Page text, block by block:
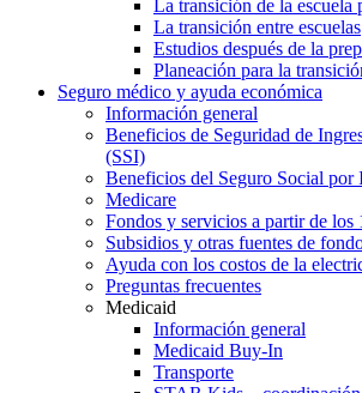
La transición de la escuela
La transición entre escuelas
Estudios después de la
Planeación para la
Seguro médico y ayuda económica
Información general
Beneficios de Seguridad de
(SSI)
Beneficios del Seguro Social por
Medicare
Fondos y servicios a partir de los
Subsidios y otras fuentes de
Ayuda con los costos de la
Preguntas frecuentes
Medicaid
Información general
Medicaid Buy-In
Transporte